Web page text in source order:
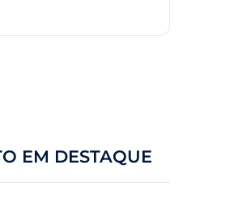
EM DESTAQUE